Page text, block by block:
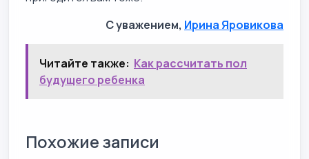
С уважением, Ирина Яровикова
Читайте также: Как рассчитать пол
будущего ребенка
Похожие записи